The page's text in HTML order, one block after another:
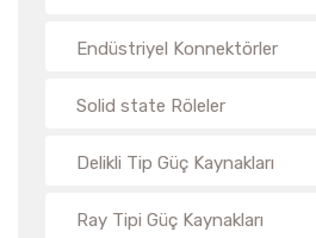
Endüstriyel Konnektörler
Solid state Röleler
Delikli Tip Güç Kaynakları
Ray Tipi Güç Kaynakları